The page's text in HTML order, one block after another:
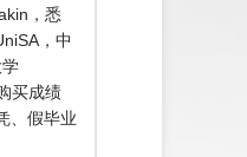
，悉
，中
买成绩
、假毕业